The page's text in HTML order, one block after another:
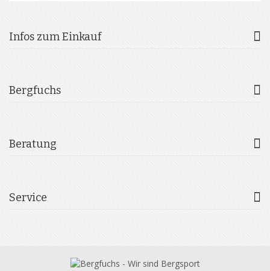
Infos zum Einkauf
Bergfuchs
Beratung
Service